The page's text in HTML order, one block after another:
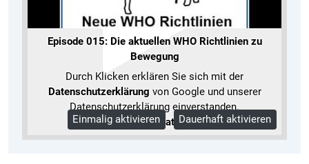
Episode 015: Die aktuellen WHO Richtlinien zu
Bewegung
Durch Klicken erklären Sie sich mit der
Datenschutzerklärung von Google und unserer
Datenschutzerklärung einverstanden.
Mehr Informationen
Einmalig aktivieren Dauerhaft aktivieren